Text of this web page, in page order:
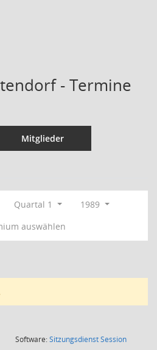
- Termine
Mitglieder
Quartal 1
1989
auswählen
Software:SitzungsdienstSession(Wird in